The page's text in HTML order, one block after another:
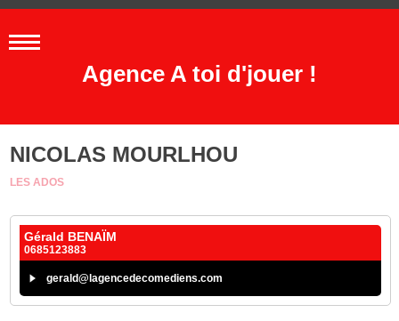
Agence A toi d'jouer !
NICOLAS MOURLHOU
LES ADOS
Gérald BENAÏM
0685123883
gerald@lagencedecomediens.com